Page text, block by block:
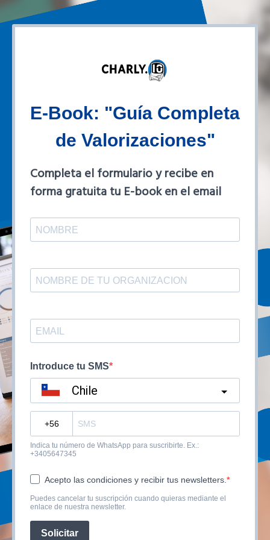
E-Book: "Guía Completa
de Valorizaciones"
Completa el formulario y recibe en
forma gratuita tu E-book en el email
Introduce tu SMS
Chile
Indica tu número de WhatsApp para suscribirte. Ex.:
+3405647345
Acepto las condiciones y recibir tus newsletters.
Puedes cancelar tu suscripción cuando quieras mediante el
enlace de nuestra newsletter.
Solicitar